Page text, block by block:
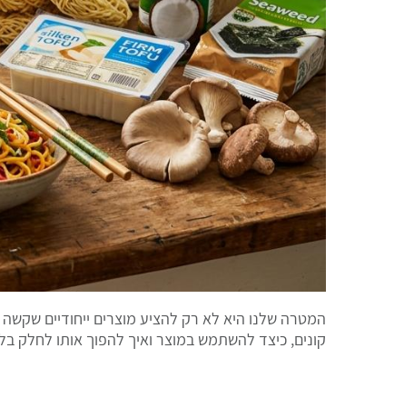
המטרה שלנו היא לא רק להציע מוצרים ייחודיים
קונים, כיצד להשתמש במוצר ואיך להפוך אותו לחלק